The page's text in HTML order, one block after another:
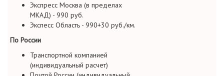
Экспресс Москва (в пределах
МКАД) - 990 руб.
Экспесс Область - 990+30 руб./км.
По России
Транспортной компанией
(индивидуальный расчет)